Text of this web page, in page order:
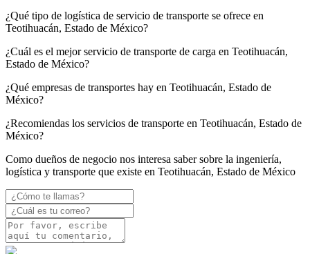
¿Qué tipo de logística de servicio de transporte se ofrece en
Teotihuacán, Estado de México?
¿Cuál es el mejor servicio de transporte de carga en Teotihuacán,
Estado de México?
¿Qué empresas de transportes hay en Teotihuacán, Estado de
México?
¿Recomiendas los servicios de transporte en Teotihuacán, Estado de
México?
Como dueños de negocio nos interesa saber sobre la ingeniería,
logística y transporte que existe en Teotihuacán, Estado de México